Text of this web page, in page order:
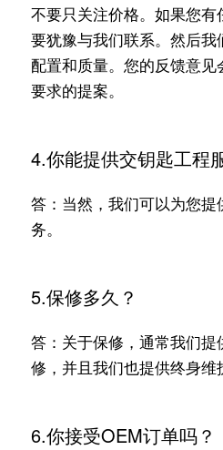
不要只关注价格。如果您
要犹豫与我们联系。然后
配置和质量。您的反馈意
要求的提案。
4.你能提供交钥匙工程
答：当然，我们可以为您
务。
5.保修多久？
答：关于保修，通常我们
修，并且我们也提供终身维
6.你接受OEM订单吗？